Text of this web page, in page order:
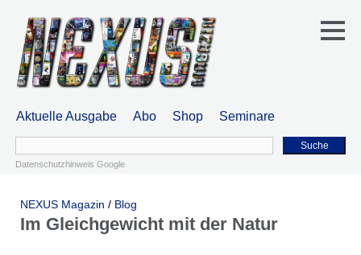
Aktuelle Ausgabe Abo Shop Seminare
Suche
Datenschutzhinweis Google
NEXUS Magazin / Blog
Im Gleichgewicht mit der Natur